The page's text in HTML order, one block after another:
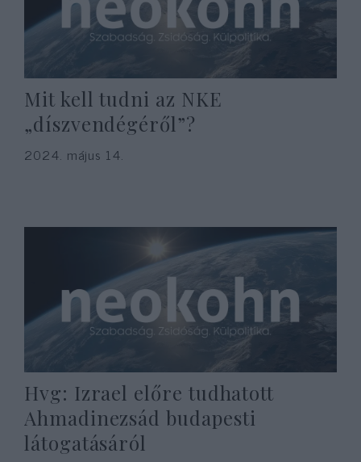
Mit kell tudni az NKE
„díszvendégéről”?
2024. május 14.
Hvg: Izrael előre tudhatott
Ahmadinezsád budapesti
látogatásáról